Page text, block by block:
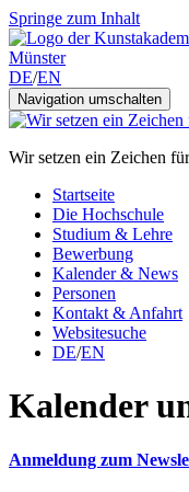
Springe zum Inhalt
DE/EN
Navigation umschalten
Wir setzen ein Zeichen
Startseite
Die Hochschule
Studium & Lehre
Bewerbung
Kalender & News
Personen
Kontakt & Anfahrt
Websitesuche
DE/EN
Kalender
Anmeldung zum